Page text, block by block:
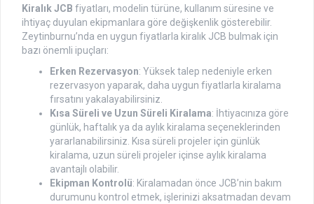
Kiralık JCB fiyatları, modelin türüne, kullanım süresine ve
ihtiyaç duyulan ekipmanlara göre değişkenlik gösterebilir.
Zeytinburnu’nda en uygun fiyatlarla kiralık JCB bulmak için
bazı önemli ipuçları:
Erken Rezervasyon: Yüksek talep nedeniyle erken
rezervasyon yaparak, daha uygun fiyatlarla kiralama
fırsatını yakalayabilirsiniz.
Kısa Süreli ve Uzun Süreli Kiralama: İhtiyacınıza göre
günlük, haftalık ya da aylık kiralama seçeneklerinden
yararlanabilirsiniz. Kısa süreli projeler için günlük
kiralama, uzun süreli projeler içinse aylık kiralama
avantajlı olabilir.
Ekipman Kontrolü: Kiralamadan önce JCB’nin bakım
durumunu kontrol etmek, işlerinizi aksatmadan devam